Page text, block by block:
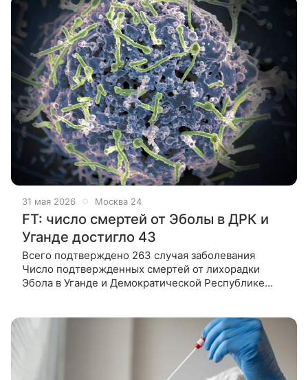
31 мая 2026 Москва 24
FT: число смертей от Эболы в ДРК и
Уганде достигло 43
Всего подтверждено 263 случая заболевания
Число подтвержденных смертей от лихорадки
Эбола в Уганде и Демократической Республике